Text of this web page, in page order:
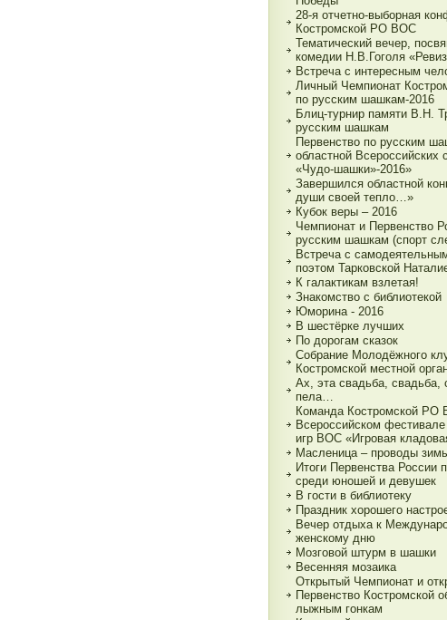
28-я отчетно-выборная
Костромской РО ВОС
Тематический вечер,
комедии Н.В.Гоголя
Встреча с интересным
Личный Чемпионат
по русским шашкам-2016
Блиц-турнир памяти В.Н.
русским шашкам
Первенство по русским
областной Всероссийских
«Чудо-шашки»-2016»
Завершился областной
души своей тепло…»
Кубок веры – 2016
Чемпионат и Первенство
русским шашкам (спорт
Встреча с
поэтом Тарковской
К галактикам взлетая!
Знакомство с библиотекой
Юморина - 2016
В шестёрке лучших
По дорогам сказок
Собрание Молодёжного
Костромской местной
Ах, эта свадьба, свадьба,
пела…
Команда Костромской РО
Всероссийском
игр ВОС «Игровая
Масленица – проводы
Итоги Первенства России
среди юношей и девушек
В гости в библиотеку
Праздник хорошего
Вечер отдыха к
женскому дню
Мозговой штурм в шашки
Весенняя мозаика
Открытый Чемпионат и
Первенство Костромской
лыжным гонкам